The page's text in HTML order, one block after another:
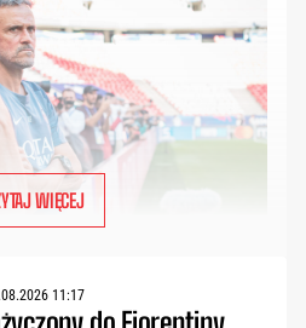
WIĘCEJ
11:17